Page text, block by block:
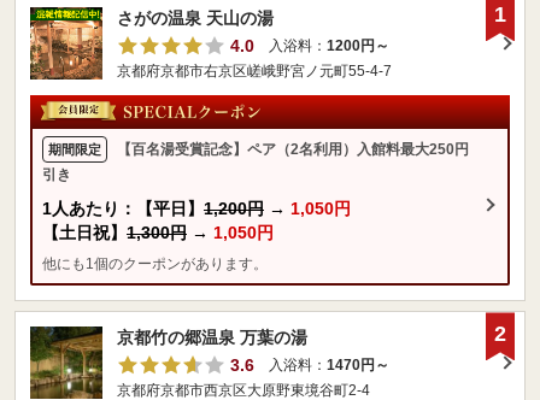
さがの温泉 天山の湯
4.0
入浴料： 1200円～
京都府京都市右京区嵯峨野宮ノ元町55-4-7
期間限定
【百名湯受賞記念】ペア（2名利用）入館料最大250円
引き
1人あたり：【平日】 1,200円 → 1,050円
【土日祝】 1,300円 → 1,050円
他にも1個のクーポンがあります。
1
京都竹の郷温泉 万葉の湯
3.6
入浴料： 1470円～
京都府京都市西京区大原野東境谷町2-4
2